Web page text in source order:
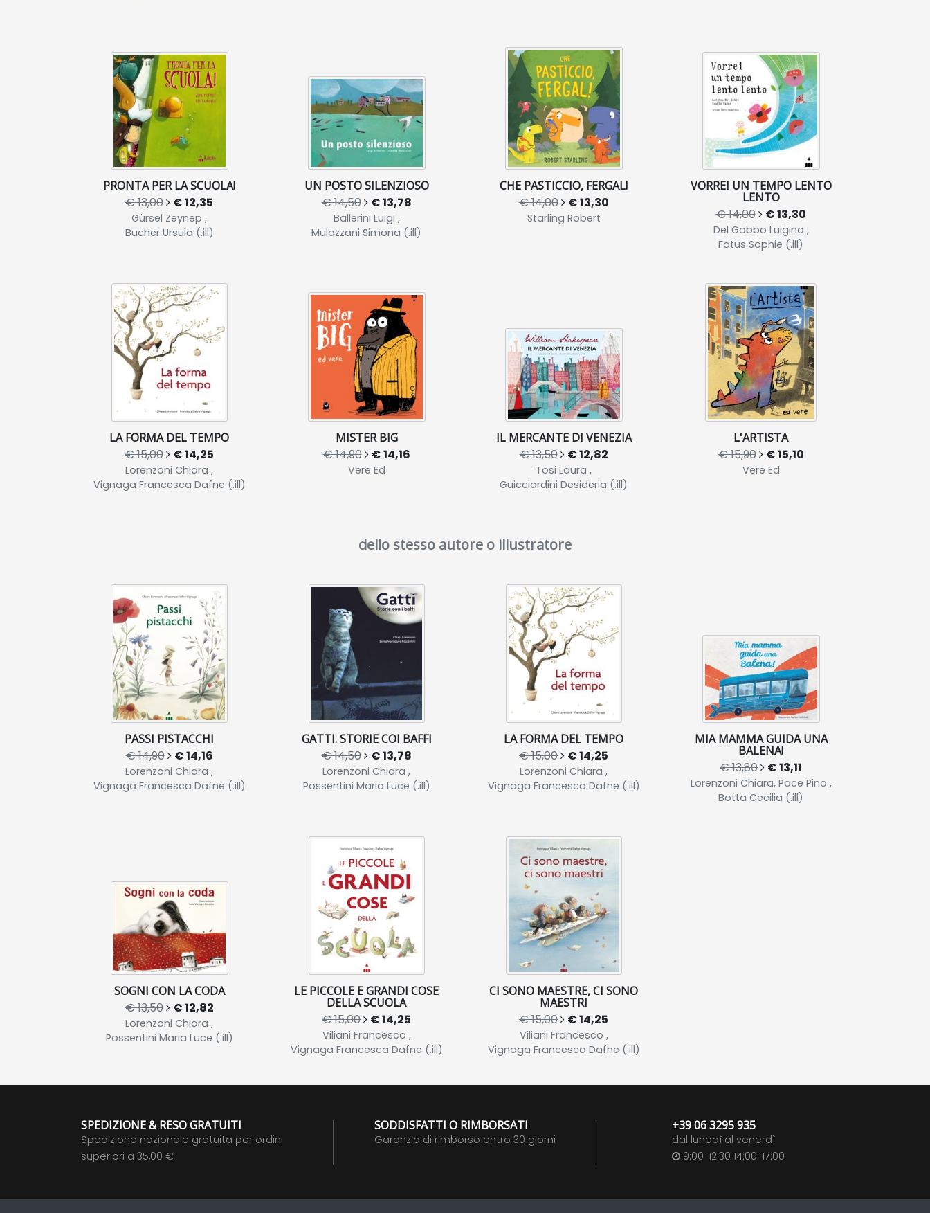
PRONTA PER LA SCUOLA!
€ 13,00 € 12,35
Gürsel Zeynep ,
Bucher Ursula (.ill)
UN POSTO SILENZIOSO
€ 14,50 € 13,78
Ballerini Luigi ,
Mulazzani Simona (.ill)
CHE PASTICCIO, FERGAL!
€ 14,00 € 13,30
Starling Robert
VORREI UN TEMPO LENTO
LENTO
€ 14,00 € 13,30
Del Gobbo Luigina ,
Fatus Sophie (.ill)
LA FORMA DEL TEMPO
€ 15,00 € 14,25
Lorenzoni Chiara ,
Vignaga Francesca Dafne (.ill)
MISTER BIG
€ 14,90 € 14,16
Vere Ed
IL MERCANTE DI VENEZIA
€ 13,50 € 12,82
Tosi Laura ,
Guicciardini Desideria (.ill)
L'ARTISTA
€ 15,90 € 15,10
Vere Ed
dello stesso autore o illustratore
PASSI PISTACCHI
€ 14,90 € 14,16
Lorenzoni Chiara ,
Vignaga Francesca Dafne (.ill)
GATTI. STORIE COI BAFFI
€ 14,50 € 13,78
Lorenzoni Chiara ,
Possentini Maria Luce (.ill)
LA FORMA DEL TEMPO
€ 15,00 € 14,25
Lorenzoni Chiara ,
Vignaga Francesca Dafne (.ill)
MIA MAMMA GUIDA UNA
BALENA!
€ 13,80 € 13,11
Lorenzoni Chiara, Pace Pino ,
Botta Cecilia (.ill)
SOGNI CON LA CODA
€ 13,50 € 12,82
Lorenzoni Chiara ,
Possentini Maria Luce (.ill)
LE PICCOLE E GRANDI COSE
DELLA SCUOLA
€ 15,00 € 14,25
Viliani Francesco ,
Vignaga Francesca Dafne (.ill)
CI SONO MAESTRE, CI SONO
MAESTRI
€ 15,00 € 14,25
Viliani Francesco ,
Vignaga Francesca Dafne (.ill)
SPEDIZIONE & RESO GRATUITI
Spedizione nazionale gratuita per ordini
superiori a 35,00 €
SODDISFATTI O RIMBORSATI
Garanzia di rimborso entro 30 giorni
+39 06 3295 935
dal lunedì al venerdì
9:00-12:30 14:00-17:00